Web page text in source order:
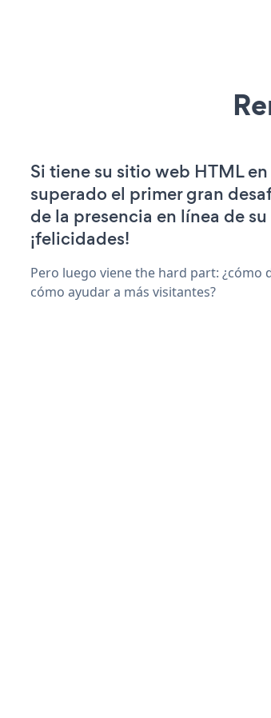
Si tiene su sitio web HTML
superado el primer gran
de la presencia en línea de
¡felicidades!
Pero luego viene the hard part: ¿cómo
cómo ayudar a más visitantes?